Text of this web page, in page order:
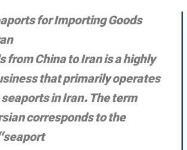
for Importing Goods
from China to Iran is a highly
that primarily operates
in Iran. The term
corresponds to the